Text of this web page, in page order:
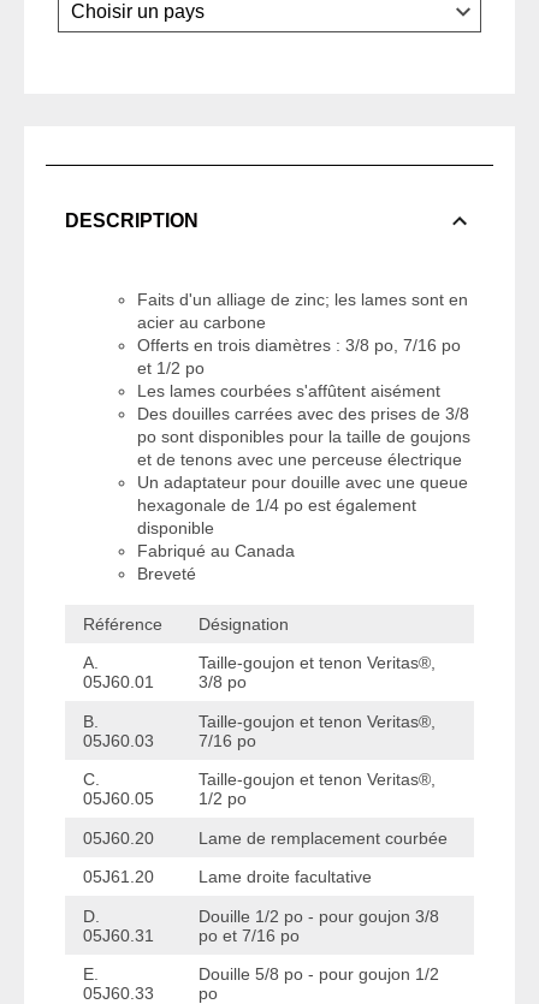
DESCRIPTION
Faits d'un alliage de zinc; les lames sont en
acier au carbone
Offerts en trois diamètres : 3/8 po, 7/16 po
et 1/2 po
Les lames courbées s'affûtent aisément
Des douilles carrées avec des prises de 3/8
po sont disponibles pour la taille de goujons
et de tenons avec une perceuse électrique
Un adaptateur pour douille avec une queue
hexagonale de 1/4 po est également
disponible
Fabriqué au Canada
Breveté
Référence
Désignation
A.
05J60.01
Taille-goujon et tenon Veritas®,
3/8 po
B.
05J60.03
Taille-goujon et tenon Veritas®,
7/16 po
C.
05J60.05
Taille-goujon et tenon Veritas®,
1/2 po
05J60.20
Lame de remplacement courbée
05J61.20
Lame droite facultative
D.
05J60.31
Douille 1/2 po - pour goujon 3/8
po et 7/16 po
E.
05J60.33
Douille 5/8 po - pour goujon 1/2
po